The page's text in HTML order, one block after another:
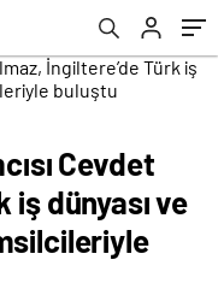
Cevdet
iş dünyası ve